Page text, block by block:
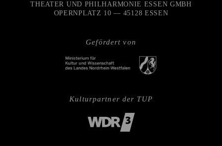
Gefördert von
THEATER UND PHILHARMONIE ESSEN GMBH
OPERNPLATZ 10 — 45128 ESSEN
Kulturpartner der TUP